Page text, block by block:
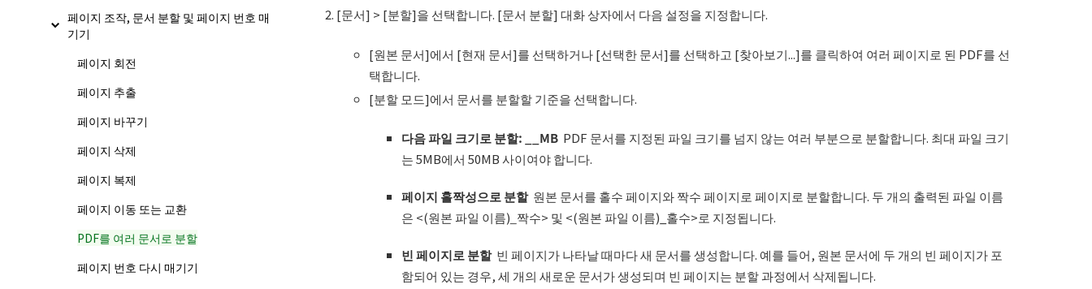
페이지 조작, 문서 분할 및 페이지 번호 매
기기
페이지 회전
페이지 추출
페이지 바꾸기
페이지 삭제
페이지 복제
페이지 이동 또는 교환
PDF를 여러 문서로 분할
페이지 번호 다시 매기기
[문서] > [분할]을 선택합니다. [문서 분할] 대화 상자에서 다음 설정을 지정합니다.
[원본 문서]에서 [현재 문서]를 선택하거나 [선택한 문서]를 선택하고 [찾아보기...]를 클릭하여 여러 페이지로 된 PDF를 선
택합니다.
[분할 모드]에서 문서를 분할할 기준을 선택합니다.
다음 파일 크기로 분할: __MBPDF 문서를 지정된 파일 크기를 넘지 않는 여러 부분으로 분할합니다. 최대 파일 크기
는 5MB에서 50MB 사이여야 합니다.
페이지 홀짝성으로 분할원본 문서를 홀수 페이지와 짝수 페이지로 페이지로 분할합니다. 두 개의 출력된 파일 이름
은 <(원본 파일 이름) 짝수> 및 <(원본 파일 이름)_홀수>로 지정됩니다.
빈페이지로분할빈 페이지가 나타날 때마다 새 문서를 생성합니다. 예를 들어, 원본 문서에 두 개의 빈 페이지가 포
함되어 있는 경우, 세 개의 새로운 문서가 생성되며 빈 페이지는 분할 과정에서 삭제됩니다.